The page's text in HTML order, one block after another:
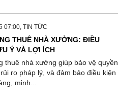
07:00, TIN TỨC
THUÊ NHÀ XƯỞNG: ĐIỀU
Ý VÀ LỢI ÍCH
thuê nhà xưởng giúp bảo vệ quyền
ro pháp lý, và đảm bảo điều kiện
minh...